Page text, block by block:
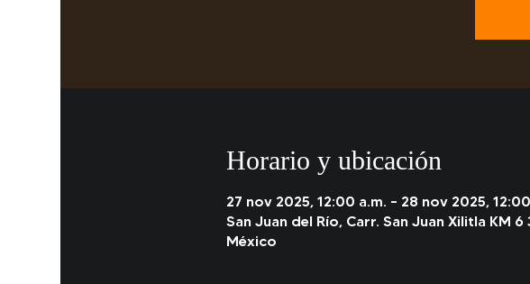
Horario y ubicación
27 nov 2025, 12:00 a.m. – 28 nov 2025,
San Juan del Río, Carr. San Juan Xilitla KM
México